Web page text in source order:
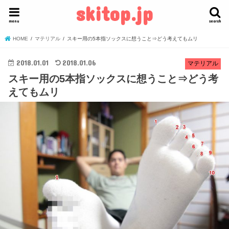
skitop.jp search
menu
HOME マテリアル スキー用の5本指ソックスに想うこと⇒どう考えてもムリ
マテリアル
2018.01.01 2018.01.06
スキー用の5本指ソックスに想うこと⇒どう考
えてもムリ